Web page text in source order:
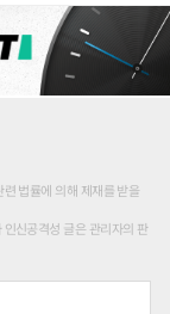
법률에 의해 제재를 받을
신공격성 글은 관리자의 판